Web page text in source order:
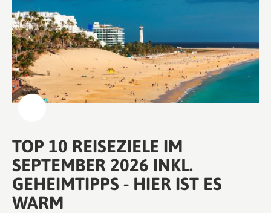
TOP 10 REISEZIELE IM
SEPTEMBER 2026 INKL.
GEHEIMTIPPS - HIER IST ES
WARM